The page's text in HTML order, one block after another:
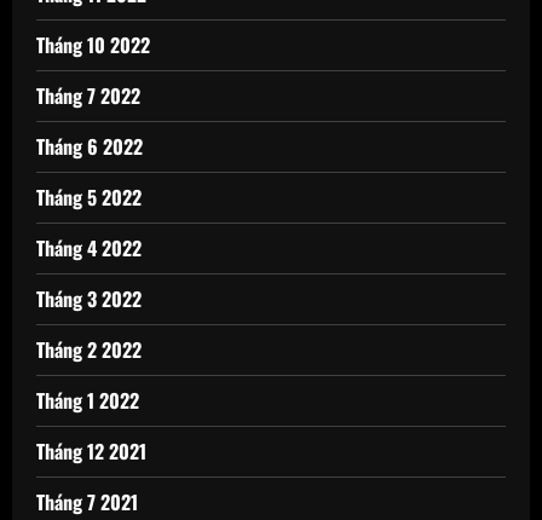
Tháng 10 2022
Tháng 7 2022
Tháng 6 2022
Tháng 5 2022
Tháng 4 2022
Tháng 3 2022
Tháng 2 2022
Tháng 1 2022
Tháng 12 2021
Tháng 7 2021